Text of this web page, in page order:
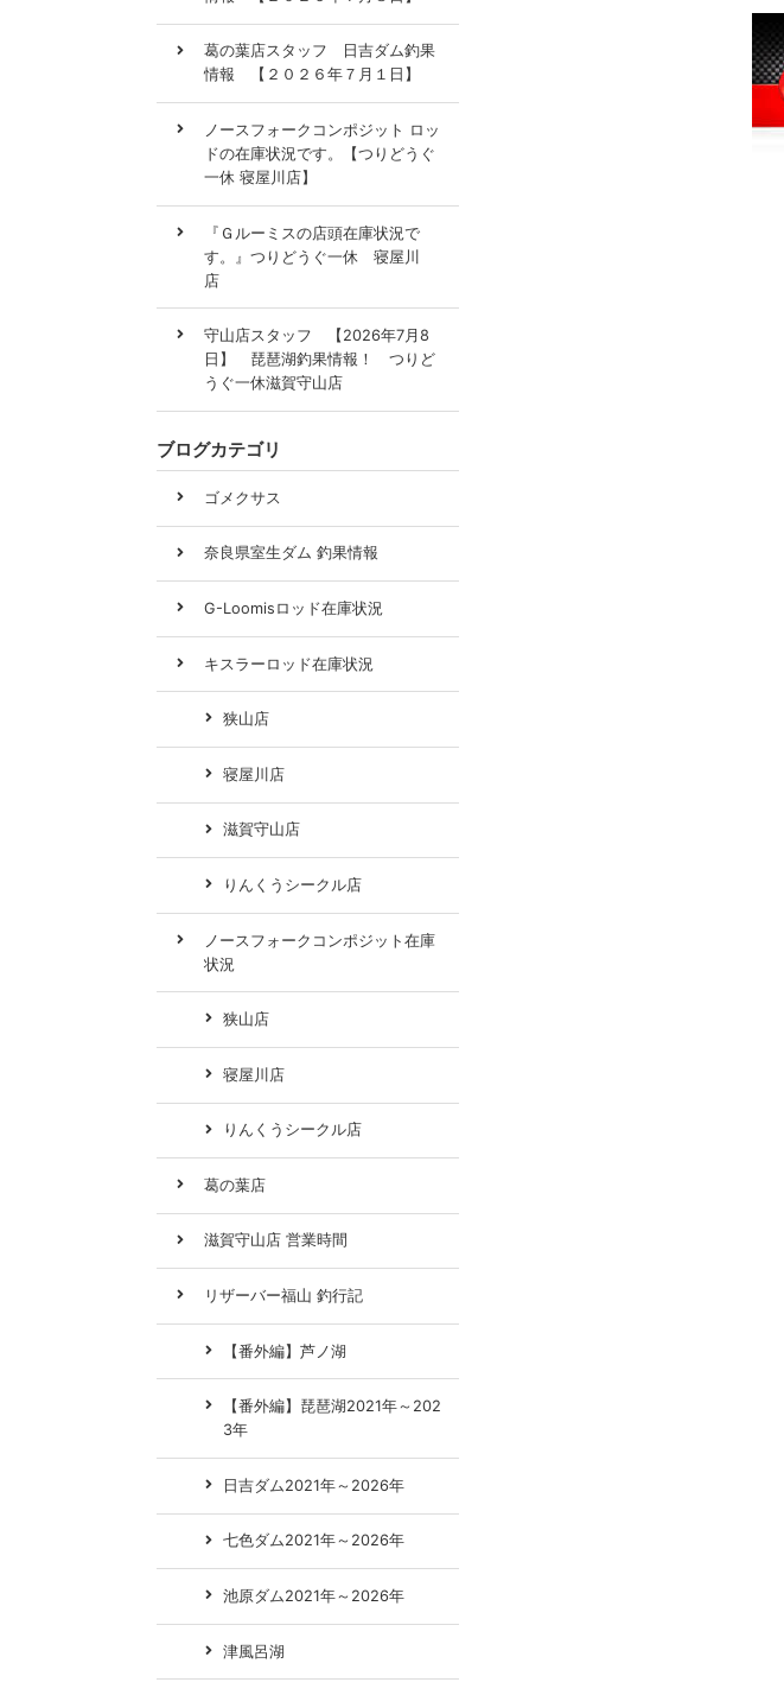
葛の葉店スタッフ 日吉ダム釣果
情報 【２０２６年７月１日】
ノースフォークコンポジット ロッ
ドの在庫状況です。【つりどうぐ
一休 寝屋川店】
『Ｇルーミスの店頭在庫状況で
す。』つりどうぐ一休 寝屋川
店
守山店スタッフ 【2026年7月8
日】 琵琶湖釣果情報！ つりど
うぐ一休滋賀守山店
ブログカテゴリ
ゴメクサス
奈良県室生ダム 釣果情報
G-Loomisロッド在庫状況
キスラーロッド在庫状況
狭山店
寝屋川店
滋賀守山店
りんくうシークル店
ノースフォークコンポジット在庫
状況
狭山店
寝屋川店
りんくうシークル店
葛の葉店
滋賀守山店 営業時間
リザーバー福山 釣行記
【番外編】芦ノ湖
【番外編】琵琶湖2021年～202
3年
日吉ダム2021年～2026年
七色ダム2021年～2026年
池原ダム2021年～2026年
津風呂湖